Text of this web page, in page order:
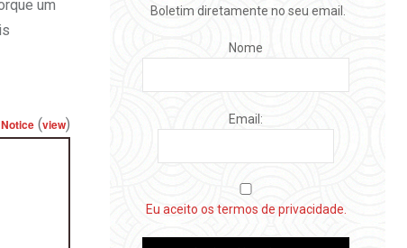
um
(view)
Boletim diretamente no seu email.
Nome
Email:
Eu aceito os termos de privacidade.